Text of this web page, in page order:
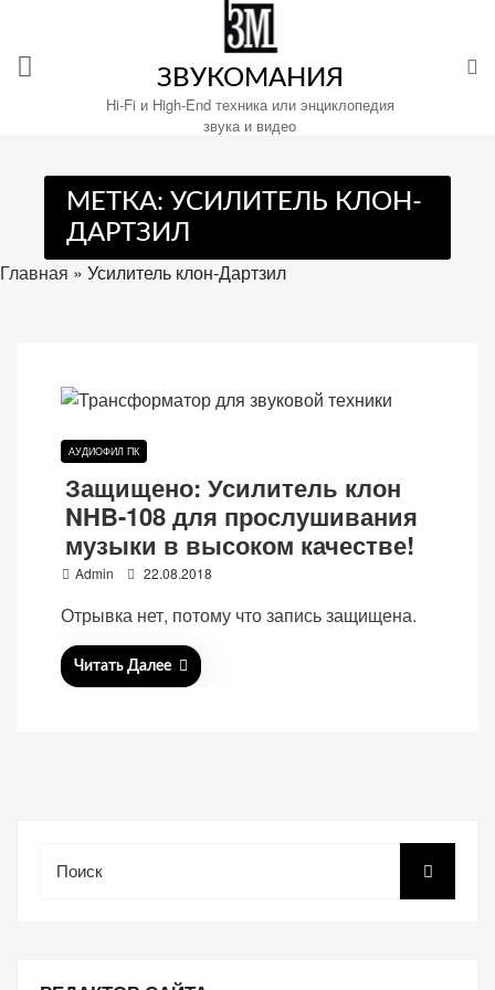
содержимому
ЗВУКОМАНИЯ
Hi-Fi и High-End техника или энциклопедия
звука и видео
МЕТКА: УСИЛИТЕЛЬ КЛОН-
ДАРТЗИЛ
Главная » Усилитель клон-Дартзил
АУДИОФИЛ ПК
Защищено: Усилитель клон
NHB-108 для прослушивания
музыки в высоком качестве!
Admin
s
t
e
22.08.2018
Отрывка нет, потому что запись защищена.
Читать Далее
«Принять
все»
Настройте
файлы
cookie
для
Сохраняют